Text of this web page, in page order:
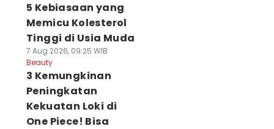
5 Kebiasaan yang
Memicu Kolesterol
Tinggi di Usia Muda
7 Aug 2026, 09:25 WIB
Beauty
3 Kemungkinan
Peningkatan
Kekuatan Loki di
One Piece! Bisa